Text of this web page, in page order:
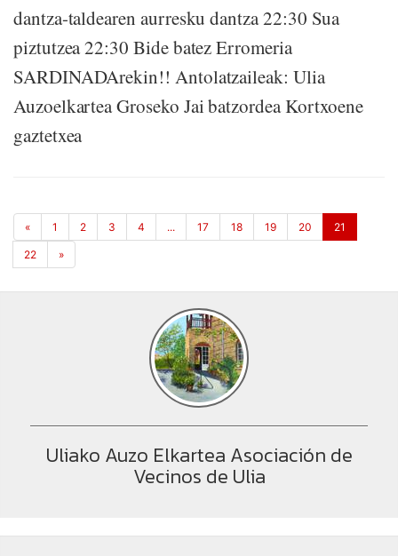
dantza-taldearen aurresku dantza 22:30 Sua
piztutzea 22:30 Bide batez Erromeria
SARDINADArekin!! Antolatzaileak: Ulia
Auzoelkartea Groseko Jai batzordea Kortxoene
gaztetxea
« 1 2 3 4 ... 17 18 19 20 21
22 »
Uliako Auzo Elkartea Asociación de
Vecinos de Ulia